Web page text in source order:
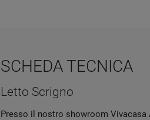
SCHEDA TECNICA
Letto Scrigno
Presso il nostro showroom Vivacasa